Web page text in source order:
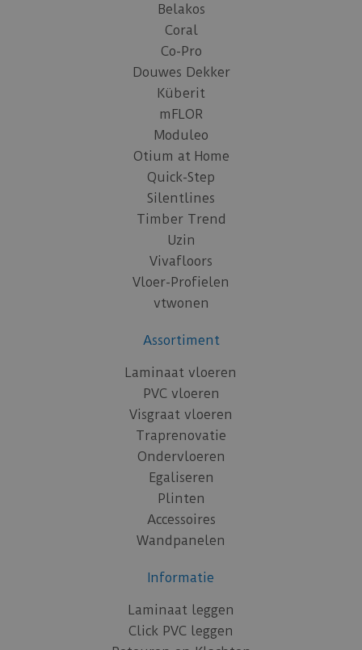
Belakos
Coral
Co-Pro
Douwes Dekker
Küberit
mFLOR
Moduleo
Otium at Home
Quick-Step
Silentlines
Timber Trend
Uzin
Vivafloors
Vloer-Profielen
vtwonen
Assortiment
Laminaat vloeren
PVC vloeren
Visgraat vloeren
Traprenovatie
Ondervloeren
Egaliseren
Plinten
Accessoires
Wandpanelen
Informatie
Laminaat leggen
Click PVC leggen